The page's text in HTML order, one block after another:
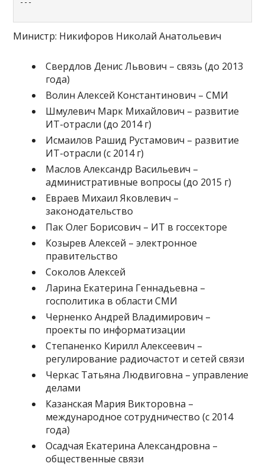
---
Министр: Никифоров Николай Анатольевич
Свердлов Денис Львович – связь (до 2013
года)
Волин Алексей Константинович – СМИ
Шмулевич Марк Михайлович – развитие
ИТ-отрасли (до 2014 г)
Исмаилов Рашид Рустамович – развитие
ИТ-отрасли (с 2014 г)
Маслов Александр Васильевич –
административные вопросы (до 2015 г)
Евраев Михаил Яковлевич –
законодательство
Пак Олег Борисович – ИТ в госсекторе
Козырев Алексей – электронное
правительство
Соколов Алексей
Ларина Екатерина Геннадьевна –
госполитика в области СМИ
Черненко Андрей Владимирович –
проекты по информатизации
Степаненко Кирилл Алексеевич –
регулирование радиочастот и сетей связи
Черкас Татьяна Людвиговна – управление
делами
Казанская Мария Викторовна –
международное сотрудничество (с 2014
года)
Осадчая Екатерина Александровна –
общественные связи